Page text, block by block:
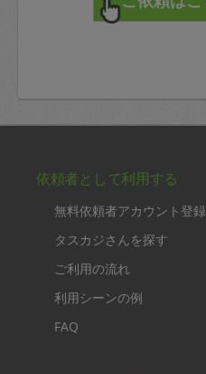
依頼者として利用する
無料依頼者アカウント登録
タスカジさんを探す
ご利用の流れ
利用シーンの例
FAQ